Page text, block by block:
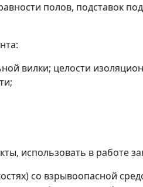
полов, подставок
вилки; целости
использовать в работе
со взрывоопасной